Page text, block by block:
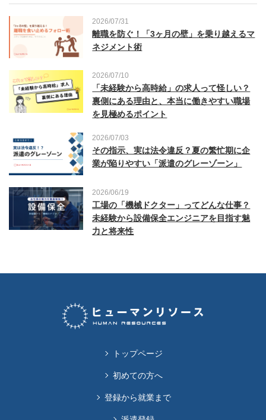
2026/07/31
離職を防ぐ！「3ヶ月の壁」を乗り越えるマ
ネジメント術
2026/07/10
「未経験から高時給」の求人って怪しい？
裏側にある理由と、本当に働きやすい職場
を見極めるポイント
2026/07/03
その指示、実は法令違反？夏の繁忙期に企
業が陥りやすい「派遣のグレーゾーン」
2026/06/19
工場の「機械ドクター」ってどんな仕事？
未経験から設備保全エンジニアを目指す魅
力と将来性
トップページ
初めての方へ
登録から就業まで